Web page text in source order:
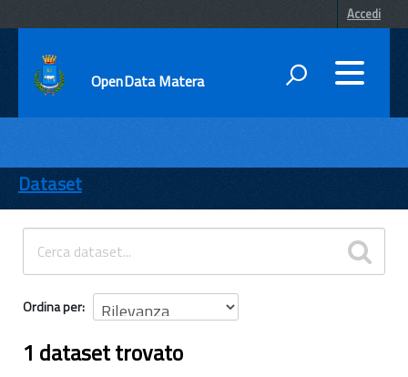
Accedi
OpenData Matera
ENTI
TEMI
INFORMAZIONI
Dataset
Ordina per
1 dataset trovato